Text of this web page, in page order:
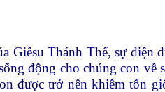
Giêsu Thánh Thể, sự diện
động cho chúng con
được trở nên khiêm tốn